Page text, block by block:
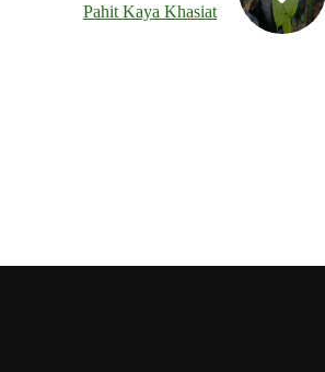
Pahit Kaya Khasiat